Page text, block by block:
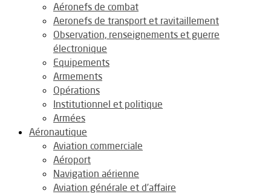
Aéronefs de combat
Aeronefs de transport et ravitaillement
Observation, renseignements et guerre
électronique
Equipements
Armements
Opérations
Institutionnel et politique
Armées
Aéronautique
Aviation commerciale
Aéroport
Navigation aérienne
Aviation générale et d’affaire